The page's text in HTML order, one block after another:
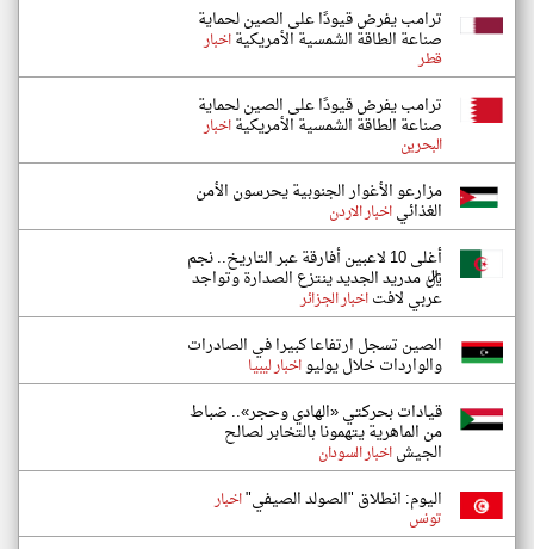
ترامب يفرض قيودًا على الصين لحماية
صناعة الطاقة الشمسية الأمريكيةاخبار
قطر
ترامب يفرض قيودًا على الصين لحماية
صناعة الطاقة الشمسية الأمريكيةاخبار
البحرين
مزارعو الأغوار الجنوبية يحرسون الأمن
الغذائياخبار الاردن
أغلى 10 لاعبين أفارقة عبر التاريخ.. نجم
ريال مدريد الجديد ينتزع الصدارة وتواجد
عربي لافتاخبار الجزائر
الصين تسجل ارتفاعا كبيرا في الصادرات
والواردات خلال يوليواخبار ليبيا
قيادات بحركتي «الهادي وحجر».. ضباط
من الماهرية يتهمونا بالتخابر لصالح
الجيشاخبار السودان
اليوم: انطلاق "الصولد الصيفي"اخبار
تونس